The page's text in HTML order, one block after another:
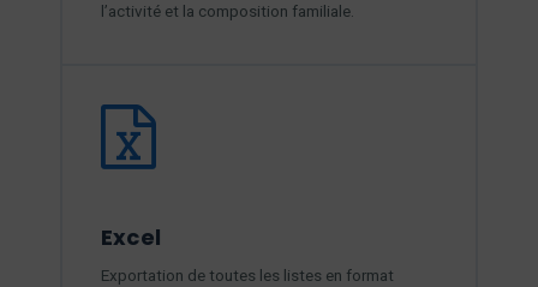
l’activité et la composition familiale.
Excel
Exportation de toutes les listes en format